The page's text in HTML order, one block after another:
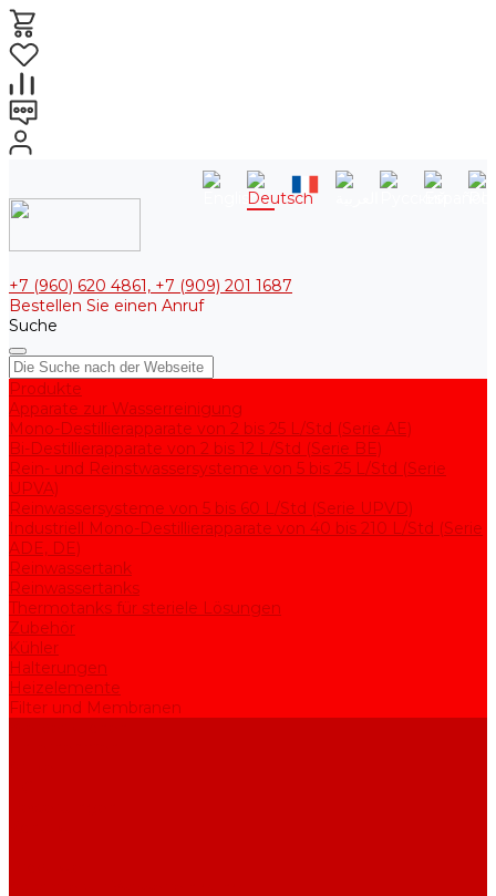
+7 (960) 620 4861, +7 (909) 201 1687
Bestellen Sie einen Anruf
Suche
Produkte
Apparate zur Wasserreinigung
Mono-Destillierapparate von 2 bis 25 L/Std (Serie AE)
Bi-Destillierapparate von 2 bis 12 L/Std (Serie BE)
Rein- und Reinstwassersysteme von 5 bis 25 L/Std (Serie
UPVA)
Reinwassersysteme von 5 bis 60 L/Std (Serie UPVD)
Industriell Mono-Destillierapparate von 40 bis 210 L/Std (Serie
ADE, DE)
Reinwassertank
Reinwassertanks
Thermotanks für steriele Lösungen
Zubehör
Kühler
Halterungen
Heizelemente
Filter und Membranen